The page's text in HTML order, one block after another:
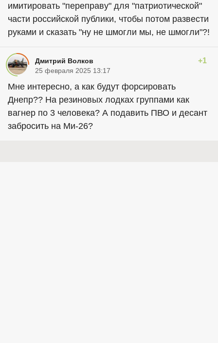
имитировать "переправу" для "патриотической"
части российской публики, чтобы потом развести
руками и сказать "ну не шмогли мы, не шмогли"?!
Дмитрий Волков +1
25 февраля 2025 13:17
Мне интересно, а как будут форсировать
Днепр?? На резиновых лодках группами как
вагнер по 3 человека? А подавить ПВО и десант
забросить на Ми-26?